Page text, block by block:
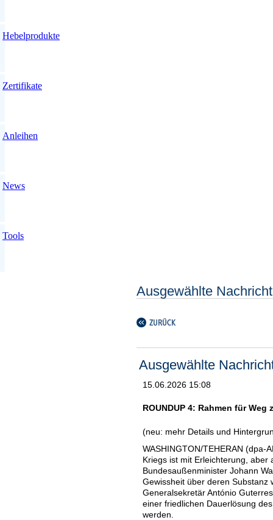
Hebelprodukte
Zertifikate
Anleihen
News
Tools
Ausgewählte Nachricht
Ausgewählte
15.06.2026 15:08
ROUNDUP 4: Rahmen für
(neu: mehr Details und
WASHINGTON/TEHERAN (dpa-
Kriegs ist mit Erleichterung,
Bundesaußenminister Johann
Gewissheit über deren Substanz
Generalsekretär António
einer friedlichen Dauerlösung
werden.